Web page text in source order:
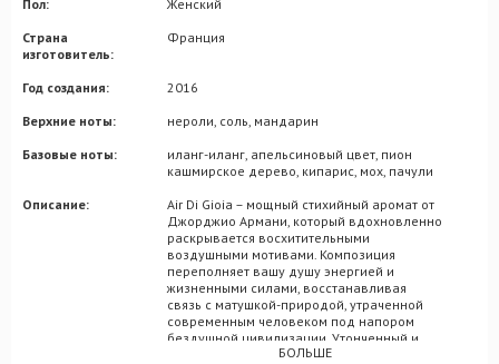
Пол:
Женский
Страна
изготовитель:
Франция
Год создания:
2016
Верхние ноты:
нероли, соль, мандарин
Базовые ноты:
иланг-иланг, апельсиновый цвет, пион
кашмирское дерево, кипарис, мох, пачули
Описание:
Air Di Gioia – мощный стихийный аромат от
Джорджио Армани, который вдохновленно
раскрывается восхитительными
воздушными мотивами. Композиция
переполняет вашу душу энергией и
жизненными силами, восстанавливая
связь с матушкой-природой, утраченной
современным человеком под напором
бездушной цивилизации. Утонченный и
жизнерадостный парфюм итальянского
БОЛЬШЕ